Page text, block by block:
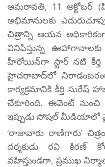
అమరావతి, 11 అక్టోబర్
అభిమానులకు
చిత్రాన్ని ఆయన
వినిపిస్తున్న
హీరోయిన్‌గా స్టార్ నటి
హైదరాబాద్‌లో
కార్యక్రమానికి కీర్తి సురేష్
చేకూరింది. ఈవెంట్
ఇప్పుడు సోషల్ మీడియాలో
‘రాజావారు రాణిగారు’
దర్శకుడు రవి కిరణ్
వహిస్తుండగా, ప్రముఖ